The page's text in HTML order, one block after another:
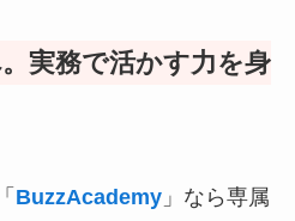
実務で活かす力を身
BuzzAcademy」なら専属